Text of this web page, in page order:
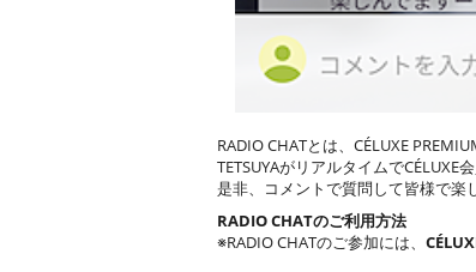
RADIO CHATとは、CÉLUXE
TETSUYAがリアルタイムでCÉLUXE
是非、コメントで質問して皆様で楽
RADIO CHATのご利用方法
※RADIO CHATのご参加には、